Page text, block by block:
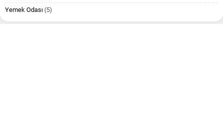
Yemek Odası (5)